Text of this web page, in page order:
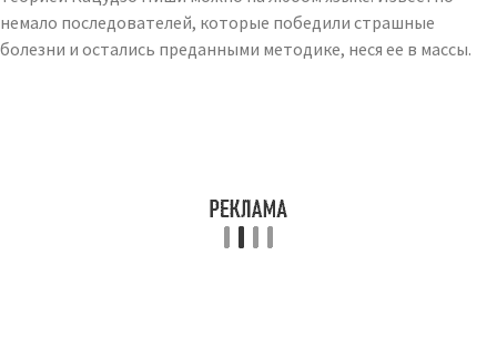
немало последователей, которые победили страшные
болезни и остались преданными методике, неся ее в массы.